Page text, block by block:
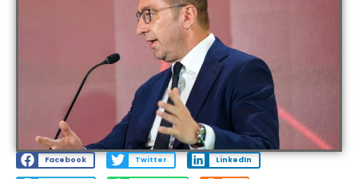
Facebook Twitter LinkedIn